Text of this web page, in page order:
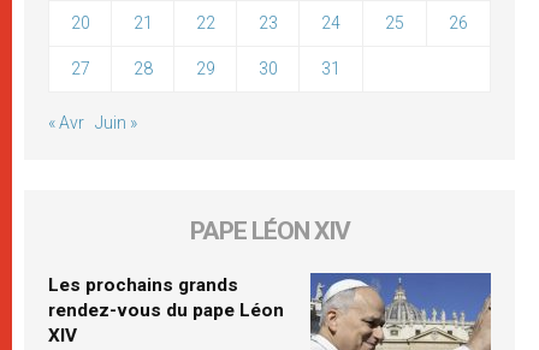
20 21 22 23 24 25 26
27 28 29 30 31
« Avr Juin »
PAPE LÉON XIV
Les prochains grands
rendez-vous du pape Léon
XIV